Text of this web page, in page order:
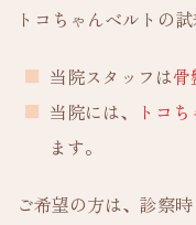
トコちゃんベルトの
当院スタッフは骨
当院には、
トコ
ます。
ご希望の方は、診察